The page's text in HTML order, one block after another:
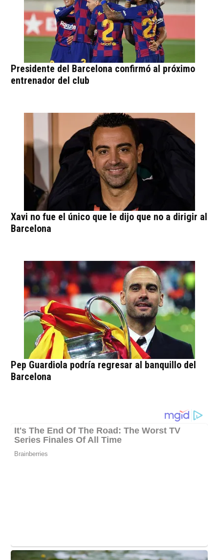
Presidente del Barcelona confirmó al próximo
entrenador del club
Xavi no fue el único que le dijo que no a dirigir al
Barcelona
Pep Guardiola podría regresar al banquillo del
Barcelona